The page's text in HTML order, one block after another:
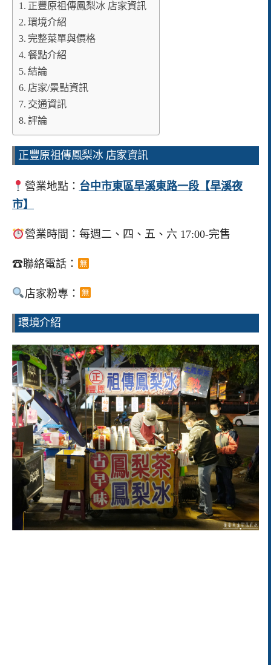
正豐原祖傳鳳梨冰 店家資訊
環境介紹
完整菜單與價格
餐點介紹
結論
店家/景點資訊
交通資訊
評論
正豐原祖傳鳳梨冰 店家資訊
營業地點： 台中市東區旱溪東路一段【旱溪夜
市】
營業時間：每週二、四、五、六 17:00-完售
☎聯絡電話：
店家粉專：
環境介紹